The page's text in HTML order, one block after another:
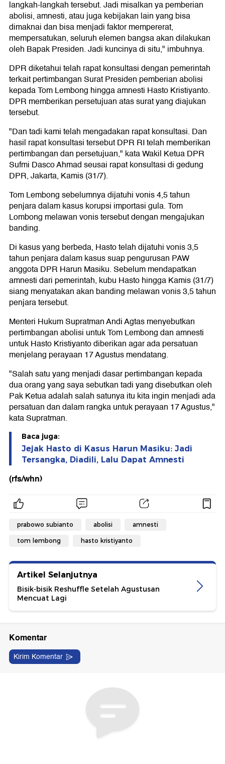
langkah-langkah tersebut. Jadi misalkan ya pemberian
abolisi, amnesti, atau juga kebijakan lain yang bisa
dimaknai dan bisa menjadi faktor mempererat,
mempersatukan, seluruh elemen bangsa akan dilakukan
oleh Bapak Presiden. Jadi kuncinya di situ," imbuhnya.
DPR diketahui telah rapat konsultasi dengan pemerintah
terkait pertimbangan Surat Presiden pemberian abolisi
kepada Tom Lembong hingga amnesti Hasto Kristiyanto.
DPR memberikan persetujuan atas surat yang diajukan
tersebut.
"Dan tadi kami telah mengadakan rapat konsultasi. Dan
hasil rapat konsultasi tersebut DPR RI telah memberikan
pertimbangan dan persetujuan," kata Wakil Ketua DPR
Sufmi Dasco Ahmad seusai rapat konsultasi di gedung
DPR, Jakarta, Kamis (31/7).
Tom Lembong sebelumnya dijatuhi vonis 4,5 tahun
penjara dalam kasus korupsi importasi gula. Tom
Lombong melawan vonis tersebut dengan mengajukan
banding.
Di kasus yang berbeda, Hasto telah dijatuhi vonis 3,5
tahun penjara dalam kasus suap pengurusan PAW
anggota DPR Harun Masiku. Sebelum mendapatkan
amnesti dari pemerintah, kubu Hasto hingga Kamis (31/7)
siang menyatakan akan banding melawan vonis 3,5 tahun
penjara tersebut.
Menteri Hukum Supratman Andi Agtas menyebutkan
pertimbangan abolisi untuk Tom Lembong dan amnesti
untuk Hasto Kristiyanto diberikan agar ada persatuan
menjelang perayaan 17 Agustus mendatang.
"Salah satu yang menjadi dasar pertimbangan kepada
dua orang yang saya sebutkan tadi yang disebutkan oleh
Pak Ketua adalah salah satunya itu kita ingin menjadi ada
persatuan dan dalam rangka untuk perayaan 17 Agustus,"
kata Supratman.
Baca juga:
Jejak Hasto di Kasus Harun Masiku: Jadi
Tersangka, Diadili, Lalu Dapat Amnesti
(rfs/whn)
prabowo subianto abolisi amnesti
tom lembong hasto kristiyanto
Artikel Selanjutnya
Bisik-bisik Reshuffle Setelah Agustusan
Mencuat Lagi